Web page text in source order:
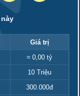
Giá trị
≈ 0,00 tỷ
10 Triệu
300.000đ